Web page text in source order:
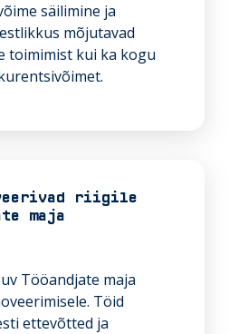
säilimine ja
mõjutavad
toimimist kui ka kogu
riigile
maja
Tööandjate maja
Töid
ettevõtted ja